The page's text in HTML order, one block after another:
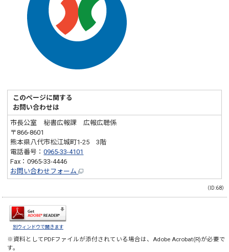
このページに関する
お問い合わせは
市長公室 秘書広報課 広報広聴係
〒866-8601
熊本県八代市松江城町1-25 3階
電話番号：0965-33-4101
Fax：0965-33-4446
お問い合わせフォーム
（ID:68）
別ウィンドウで開きます
※資料としてPDFファイルが添付されている場合は、 Adobe Acrobat(R)が必要で
す。